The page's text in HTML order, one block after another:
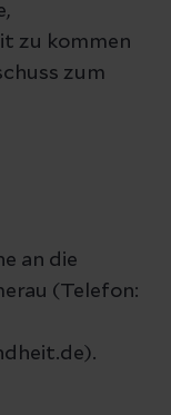
zu kommen
zum
an die
(Telefon: